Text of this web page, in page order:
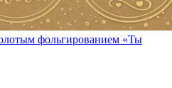
фольгированием «Ты